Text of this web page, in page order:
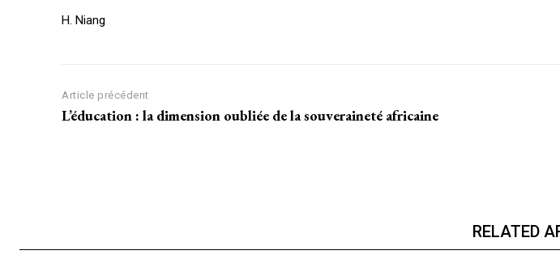
H. Niang
Article précédent
L’éducation : la dimension oubliée de la souveraineté africaine
RELATED